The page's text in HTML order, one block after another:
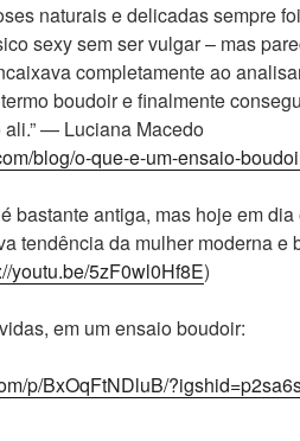
naturais e delicadas sempre
sexy sem ser vulgar – mas
completamente ao
boudoir e finalmente
— Luciana Macedo
blog/o-que-e-um-ensaio-
bastante antiga, mas hoje em
tendência da mulher moderna e
youtu.be/5zF0wl0Hf8E)
em um ensaio boudoir:
p/BxOqFtNDluB/